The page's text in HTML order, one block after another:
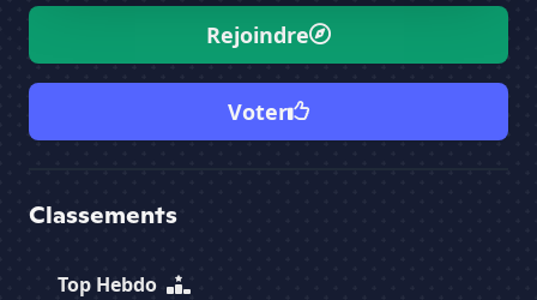
Rejoindre
Voter
Classements
Top Hebdo